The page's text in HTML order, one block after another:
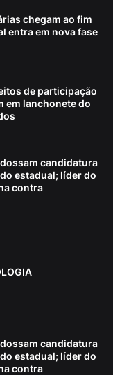
chegam ao fim
entra em nova fase
de participação
em lanchonete do
candidatura
estadual; líder do
contra
candidatura
estadual; líder do
contra